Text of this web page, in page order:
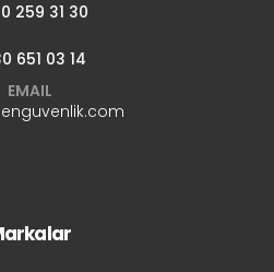
259 31 30
651 03 14
EMAIL